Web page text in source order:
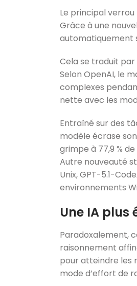
Le principal
Grâce à une
automatiquement
Cela se traduit
Selon OpenAI, le
complexes
nette avec les
Entraîné sur des
modèle écrase
grimpe à 77,9 %
Autre nouveauté
Unix, GPT-5.1-
environnements
Une IA plus
Paradoxalement,
raisonnement
pour atteindre les
mode d’effort de